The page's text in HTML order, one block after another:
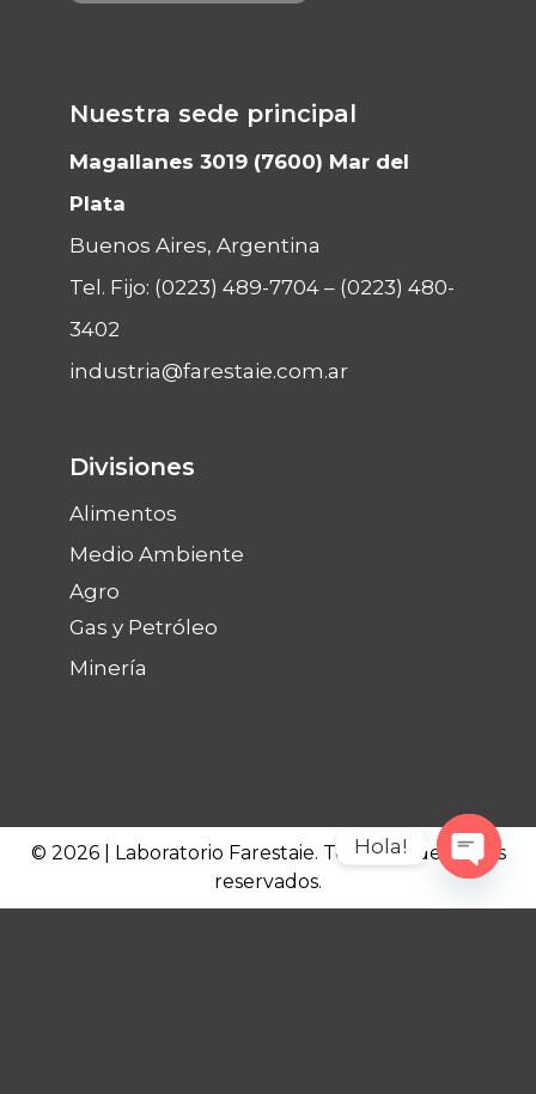
Nuestra sede principal
Magallanes 3019 (7600) Mar del
Plata
Buenos Aires, Argentina
Tel. Fijo: (0223) 489-7704– (0223) 480-
3402
industria@farestaie.com.ar
Divisiones
Alimentos
Medio Ambiente
Agro
Gas y Petróleo
Minería
© 2026 | Laboratorio Farestaie. Todos los derechos
reservados.
Hola!